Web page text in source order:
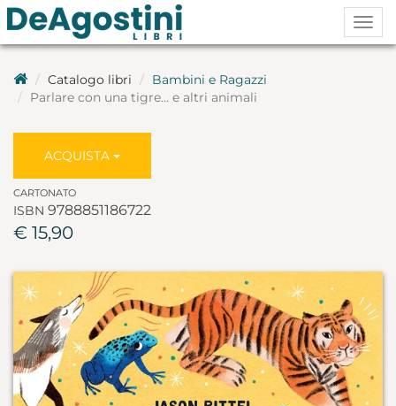
Catalogo libri
Bambini e Ragazzi
Parlare con una tigre... e altri animali
ACQUISTA
CARTONATO
ISBN 9788851186722
€ 15,90